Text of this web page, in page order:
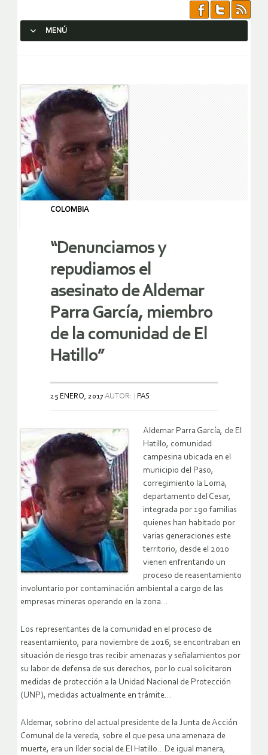
MENÚ
COLOMBIA
“Denunciamos y
repudiamos el
asesinato de Aldemar
Parra García, miembro
de la comunidad de El
Hatillo”
25 ENERO, 2017AUTOR: PAS
Aldemar Parra García, de El
Hatillo, comunidad
campesina ubicada en el
municipio del Paso,
corregimiento la Loma,
departamento del Cesar,
integrada por 190 familias
quienes han habitado por
varias generaciones este
territorio, desde el 2010
vienen enfrentando un
proceso de reasentamiento
involuntario por contaminación ambiental a cargo de las
empresas mineras operando en la zona…
Los representantes de la comunidad en el proceso de
reasentamiento, para noviembre de 2016, se encontraban en
situación de riesgo tras recibir amenazas y señalamientos por
su labor de defensa de sus derechos, por lo cual solicitaron
medidas de protección a la Unidad Nacional de Protección
(UNP), medidas actualmente en trámite…
Aldemar, sobrino del actual presidente de la Junta de Acción
Comunal de la vereda, sobre el que pesa una amenaza de
muerte, era un líder social de El Hatillo…De igual manera,